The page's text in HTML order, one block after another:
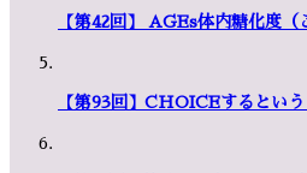
【第42回】 AGEs体内糖化度
【第93回】CHOICEするとい